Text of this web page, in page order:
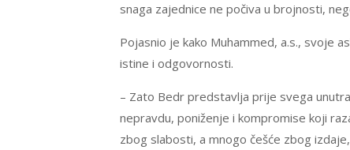
snaga zajednice ne počiva u brojnosti,
Pojasnio je kako Muhammed, a.s., svoje
istine i odgovornosti.
– Zato Bedr predstavlja prije svega
nepravdu, poniženje i kompromise koji
zbog slabosti, a mnogo češće zbog